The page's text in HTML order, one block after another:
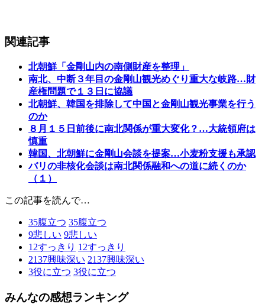
関連記事
北朝鮮「金剛山内の南側財産を整理」
南北、中断３年目の金剛山観光めぐり重大な岐路…財
産権問題で１３日に協議
北朝鮮、韓国を排除して中国と金剛山観光事業を行う
のか
８月１５日前後に南北関係が重大変化？…大統領府は
慎重
韓国、北朝鮮に金剛山会談を提案…小麦粉支援も承認
バリの非核化会談は南北関係融和への道に続くのか
（１）
この記事を読んで…
35腹立つ 35腹立つ
9悲しい 9悲しい
12すっきり 12すっきり
2137興味深い 2137興味深い
3役に立つ 3役に立つ
みんなの感想ランキング